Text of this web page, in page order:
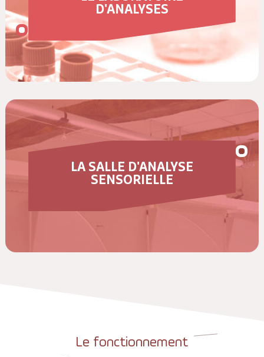
D'ANALYSES
LA SALLE D'ANALYSE
SENSORIELLE
Le fonctionnement